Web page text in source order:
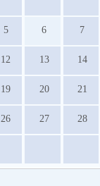
5 6 7
12 13 14
19 20 21
26 27 28